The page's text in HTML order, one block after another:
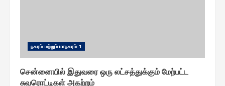
ந௧ரம் மற்றும் மாந௧ரம் 1
சென்னையில் இதுவரை ஒரு லட்சத்துக்கும் மேற்பட்ட
சுவரொட்டிகள் அகற்றம்